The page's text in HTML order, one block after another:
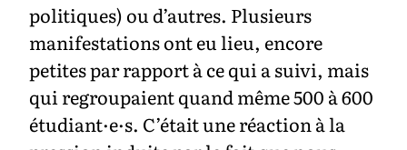
politiques) ou d’autres. Plusieurs
manifestations ont eu lieu, encore
petites par rapport à ce qui a suivi, mais
qui regroupaient quand même 500 à 600
étudiant·e·s. C’était une réaction à la